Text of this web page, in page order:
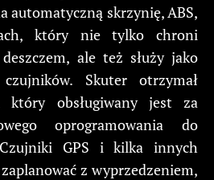
automatyczną skrzynię, ABS,
który nie tylko chroni
ale też służy jako
Skuter otrzymał
który obsługiwany jest za
oprogramowania do
GPS i kilka innych
z wyprzedzeniem,